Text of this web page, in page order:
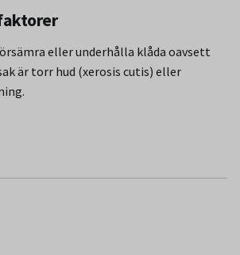
eller underhålla klåda oavsett
är torr hud (xerosis cutis) eller